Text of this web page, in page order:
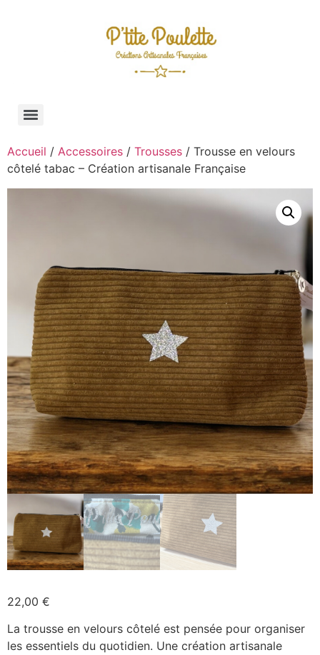
Accueil / Accessoires / Trousses / Trousse en velours
côtelé tabac – Création artisanale Française
22,00 €
La trousse en velours côtelé est pensée pour organiser
les essentiels du quotidien. Une création artisanale